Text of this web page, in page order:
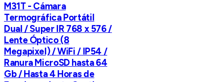
M31T - Cámara
Termográfica Portátil
Dual / Super IR 768 x 576 /
Lente Óptico (8
Megapixel) / WiFi / IP54 /
Ranura MicroSD hasta 64
Gb / Hasta 4 Horas de